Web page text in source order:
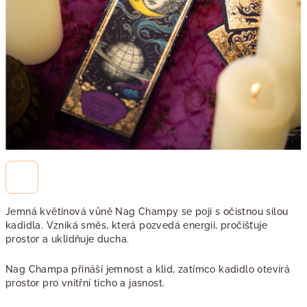
Jemná květinová vůně Nag Champy se pojí s očistnou silou
kadidla. Vzniká směs, která pozvedá energii, pročišťuje
prostor a uklidňuje ducha.
Nag Champa přináší jemnost a klid, zatímco kadidlo otevírá
prostor pro vnitřní ticho a jasnost.